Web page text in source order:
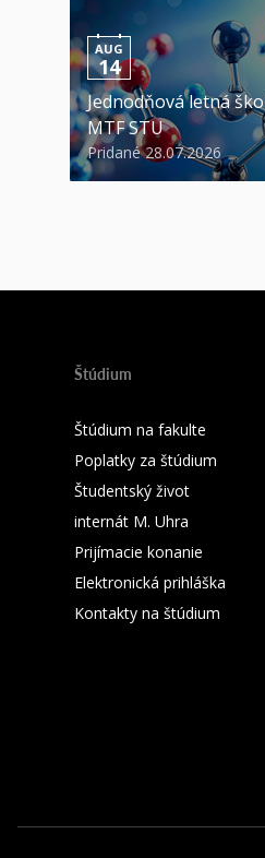
AUG
14
Jednodňová letná
MTF STU
Pridané 28.07.2026
Štúdium
Štúdium na fakulte
Poplatky za štúdium
Študentský život
internát M. Uhra
Prijímacie konanie
Elektronická prihláška
Kontakty na štúdium